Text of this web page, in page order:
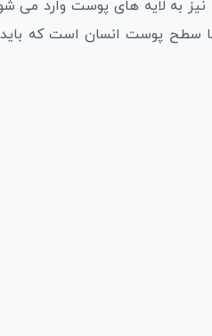
به لایه های پوست وارد می
سطح پوست انسان است که